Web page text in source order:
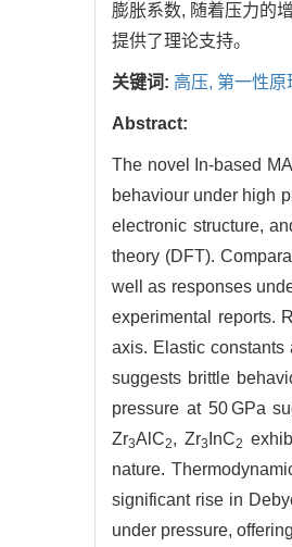
膨胀系数, 随着压力的
提供了理论支持。
关键词: 高压, 第一性原
Abstract:
The novel In-based
behaviour under high
electronic structure,
theory (DFT).
well as responses
experimental reports.
axis. Elastic
suggests brittle
pressure at 50 GPa
Zr3AlC2, Zr3 InC2
nature.
significant rise in
under pressure,